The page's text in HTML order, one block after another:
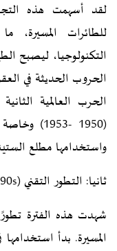
لقد أسهمت هذه
للطائرات
التكنولوجيا، ليصبح
الحروب الحديثة في
(1950 -
واستخدامها مطلع
ثانيا: التطور التقني (1970s - 1990s)
شهدت هذه الفترة تطورًا
المسيرة. بدأ